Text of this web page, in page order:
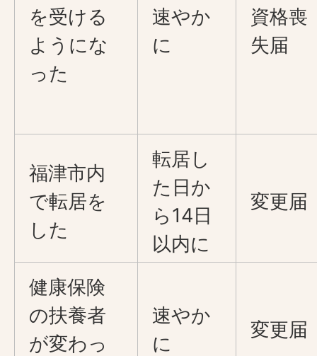
を受ける
ようにな
った
速やか
に
資格喪
失届
福津市内
で転居を
した
転居し
た日か
ら14日
以内に
変更届
健康保険
の扶養者
が変わっ
速やか
に
変更届